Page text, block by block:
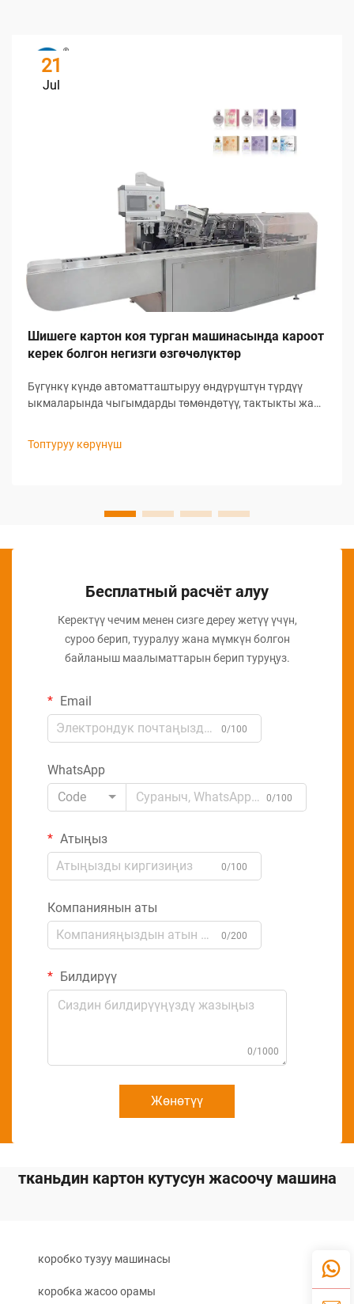
21
Jul
Шишеге картон коя турган машинасында кароот
керек болгон негизги өзгөчөлүктөр
Бүгүнкү күндө автоматташтыруу өндүрүштүн түрдүү
ыкмаларында чыгымдарды төмөндөтүү, тактыкты жана
жасоочу машиналар өзгөчө айырмачылык келтирип
Топтуруу көрүнүш
Бесплатный расчёт алуу
Керектүү чечим менен сизге дереу жетүү үчүн,
суроо берип, тууралуу жана мүмкүн болгон
байланыш маалыматтарын берип туруңуз.
Email
0/100
WhatsApp
Code
0/100
Атыңыз
0/100
Компаниянын аты
0/200
Билдирүү
0/1000
Жөнөтүү
тканьдин картон кутусун жасоочу машина
коробко тузуу машинасы
коробка жасоо орамы